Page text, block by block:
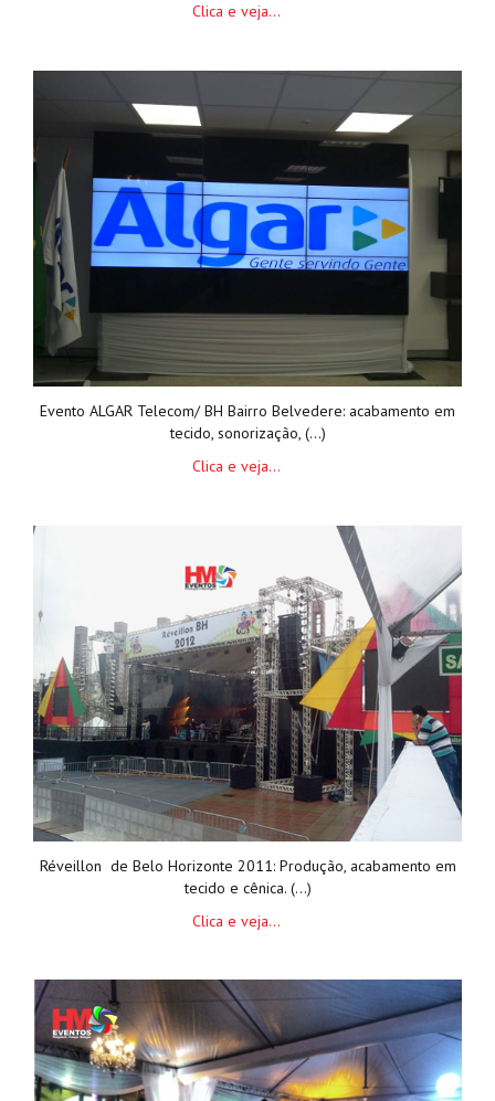
Clica e veja...
Evento ALGAR Telecom/ BH Bairro Belvedere: acabamento em
tecido, sonorização, (...)
Clica e veja...
Réveillon de Belo Horizonte 2011: Produção, acabamento em
tecido e cênica. (...)
Clica e veja...